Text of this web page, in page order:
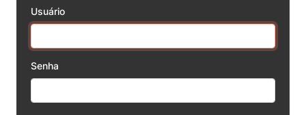
Usuário
Senha